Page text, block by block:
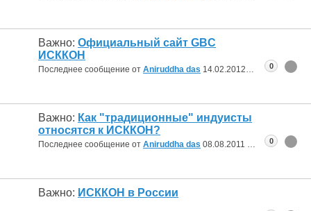
Важно: Официальный сайт GBC
ИСККОН
Последнее сообщение от Aniruddha das 14.02.2012 07:160
Важно: Как "традиционные" индуисты
относятся к ИСККОН?
Последнее сообщение от Aniruddha das 08.08.2011 22:250
Важно: ИСККОН в России